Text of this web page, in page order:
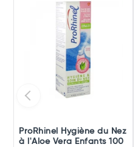
ProRhinel Hygiène du Nez
à l'Aloe Vera Enfants 100